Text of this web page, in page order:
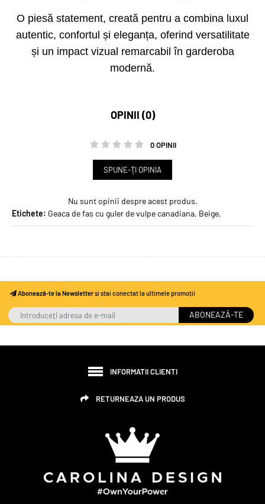
O piesă statement, creată pentru a combina luxul
autentic, confortul și eleganța, oferind versatilitate
și un impact vizual remarcabil în garderoba
modernă.
OPINII (0)
0 OPINII
SPUNE-ŢI OPINIA
Nu sunt opinii despre acest produs.
Etichete: Geaca de fas cu guler de vulpe canadiana, Beige,
Abonează-te la Newsletterși stai conectat la ultimele promoții
ABONEAZĂ-TE
INFORMATII CLIENTI
RETURNEAZA UN PRODUS